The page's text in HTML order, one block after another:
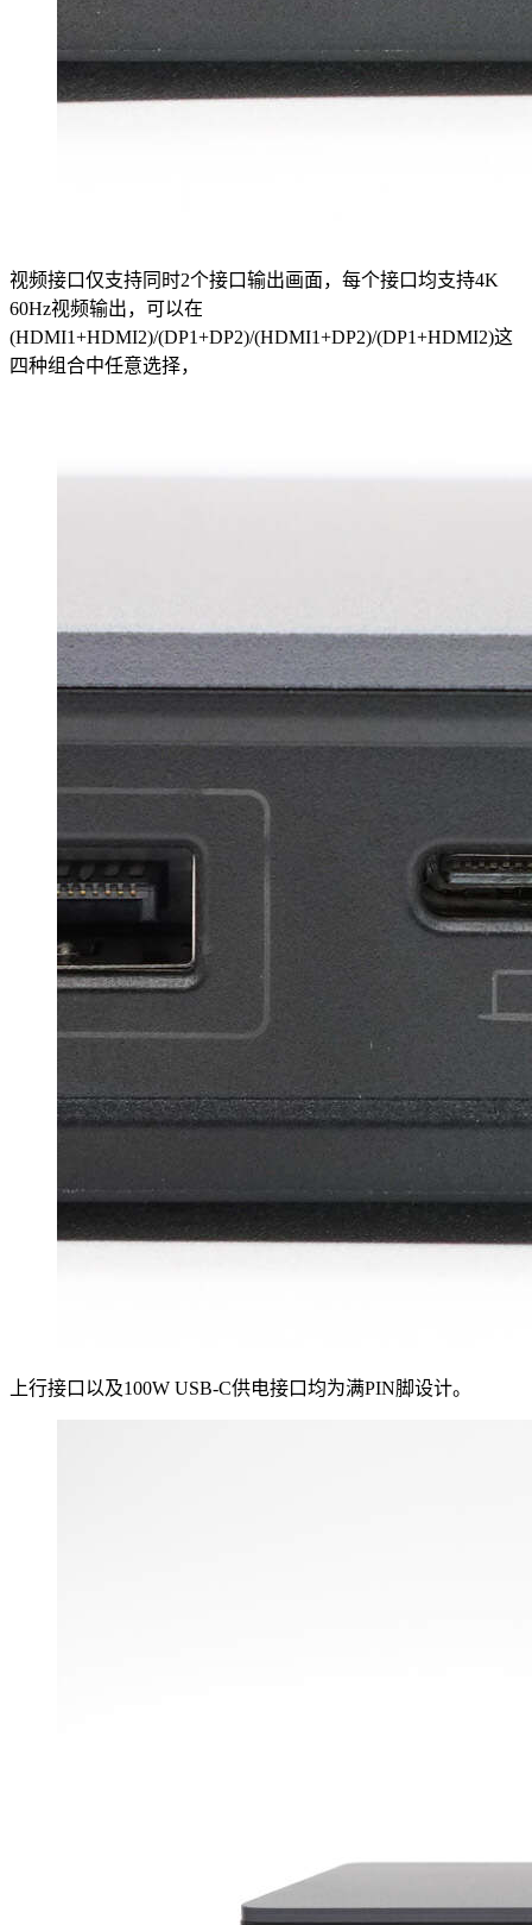
视频接口仅支持同时2个接口输出画面，每个接口均支持4K
60Hz视频输出，可以在
(HDMI1+HDMI2)/(DP1+DP2)/(HDMI1+DP2)/(DP1+HDMI2)这
四种组合中任意选择，
上行接口以及100W USB-C供电接口均为满PIN脚设计。